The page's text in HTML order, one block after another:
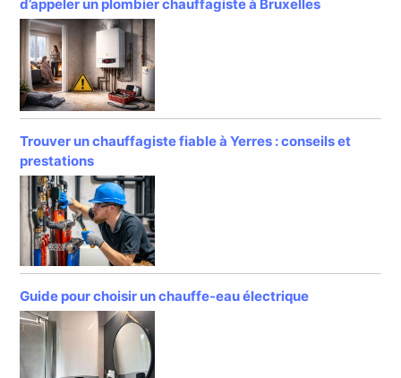
d’appeler un plombier chauffagiste à Bruxelles
Trouver un chauffagiste fiable à Yerres : conseils et
prestations
Guide pour choisir un chauffe-eau électrique